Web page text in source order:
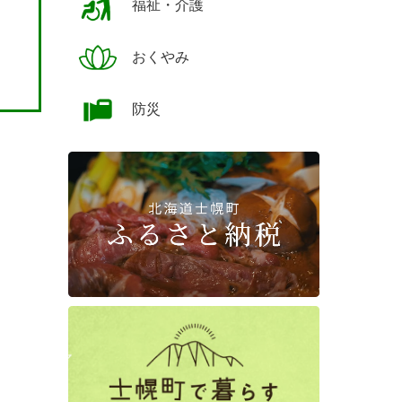
福祉・介護
おくやみ
防災